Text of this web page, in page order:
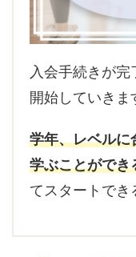
入会手続きが完
開始していきま
学年、レベルに
学ぶことができ
てスタートでき